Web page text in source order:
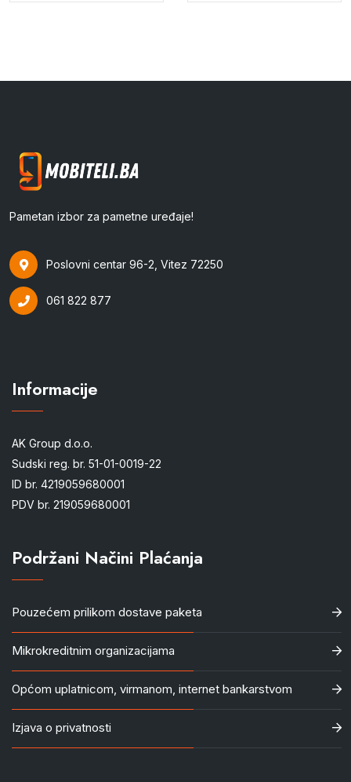
Pametan izbor za pametne uređaje!
Poslovni centar 96-2, Vitez 72250
061 822 877
Informacije
AK Group d.o.o.
Sudski reg. br. 51-01-0019-22
ID br. 4219059680001
PDV br. 219059680001
Podržani Načini Plaćanja
Pouzećem prilikom dostave paketa
Mikrokreditnim organizacijama
Općom uplatnicom, virmanom, internet bankarstvom
Izjava o privatnosti